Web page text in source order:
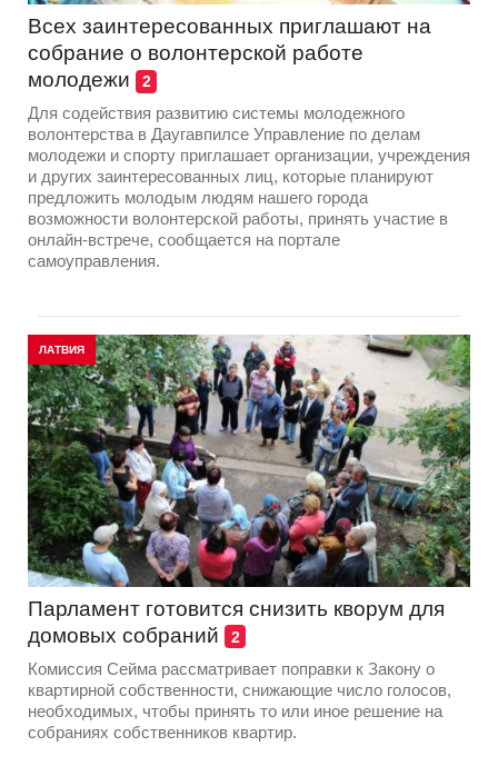
Всех заинтересованных приглашают на
собрание о волонтерской работе
молодежи
2
Для содействия развитию системы молодежного
волонтерства в Даугавпилсе Управление по делам
молодежи и спорту приглашает организации, учреждения
и других заинтересованных лиц, которые планируют
предложить молодым людям нашего города
возможности волонтерской работы, принять участие в
онлайн-встрече, сообщается на портале
самоуправления.
ЛАТВИЯ
Парламент готовится снизить кворум для
домовых собраний
2
Комиссия Сейма рассматривает поправки к Закону о
квартирной собственности, снижающие число голосов,
необходимых, чтобы принять то или иное решение на
собраниях собственников квартир.